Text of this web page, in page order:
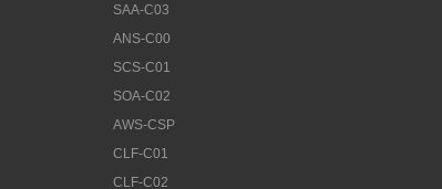
SAA-C03
ANS-C00
SCS-C01
SOA-C02
AWS-CSP
CLF-C01
CLF-C02